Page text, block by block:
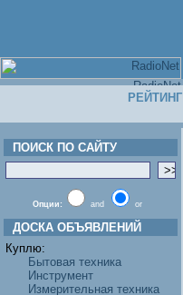
РЕЙТИНГ
ПОИСК ПО САЙТУ
Опции: and or
ДОСКА ОБЪЯВЛЕНИЙ
Куплю:
Бытовая техника
Инструмент
Измерительная техника